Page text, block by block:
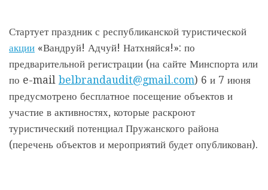
Стартует праздник с республиканской туристической
акции «Вандруй! Адчуй! Натхняйся!»: по
предварительной регистрации (на сайте Минспорта или
по e-mail belbrandaudit@gmail.com) 6 и 7 июня
предусмотрено бесплатное посещение объектов и
участие в активностях, которые раскроют
туристический потенциал Пружанского района
(перечень объектов и мероприятий будет опубликован).